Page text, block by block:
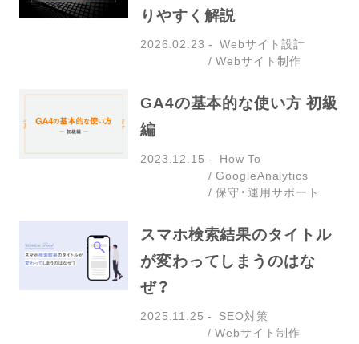
りやすく解説
2026.02.23
Webサイト設計
Webサイト制作
GA4の基本的な使い方 初級
編
2023.12.15
How To
GoogleAnalytics
保守・運用サポート
スマホ検索結果のタイトル
が変わってしまうのはな
ぜ？
2025.11.25
SEO対策
Webサイト制作